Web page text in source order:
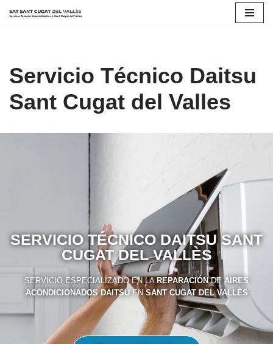
Servicio Técnico Daitsu
Sant Cugat del Valles
SERVICIO TÉCNICO DAITSU SANT
CUGAT DEL VALLÈS
SERVICIO ESPECIALIZADO EN LA REPARACIÓNDEAIRES
ACONDICIONADOS DAITSU ENSANT CUGAT DEL VALLÈS